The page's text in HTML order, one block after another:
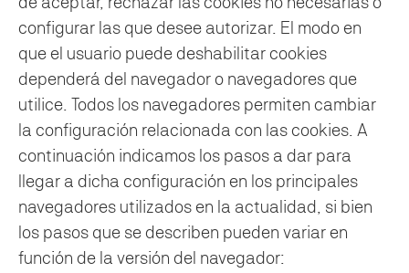
configurar las que desee autorizar. El modo en
que el usuario puede deshabilitar cookies
dependerá del navegador o navegadores que
utilice. Todos los navegadores permiten cambiar
la configuración relacionada con las cookies. A
continuación indicamos los pasos a dar para
llegar a dicha configuración en los principales
navegadores utilizados en la actualidad, si bien
los pasos que se describen pueden variar en
función de la versión del navegador: